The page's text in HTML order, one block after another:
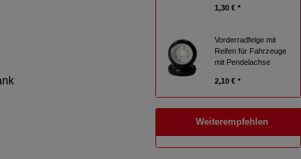
1,30 € *
Vorderradfelge mit
Reifen für Fahrzeuge
mit Pendelachse
2,10 € *
Weiterempfehlen